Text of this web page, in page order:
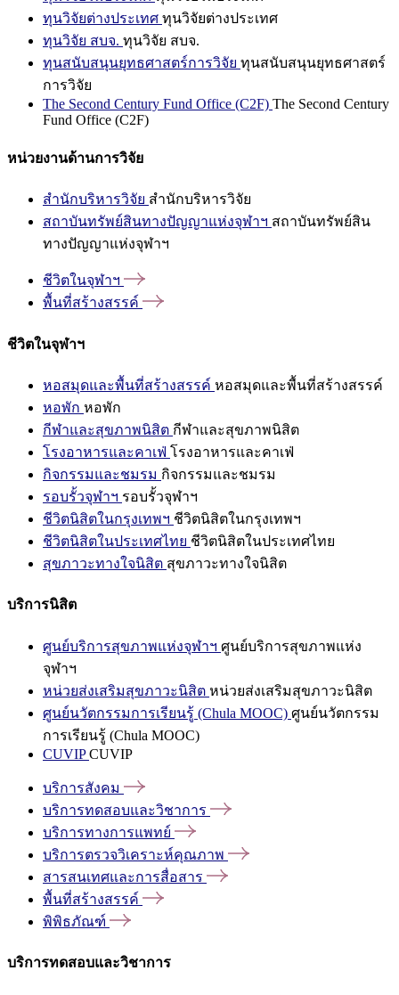
ทุนวิจัยต่างประเทศ ทุนวิจัยต่างประเทศ
ทุนวิจัย สบจ. ทุนวิจัย สบจ.
ทุนสนับสนุนยุทธศาสตร์การวิจัย ทุนสนับสนุนยุทธศาสตร์
การวิจัย
The Second Century Fund Office (C2F) The Second Century
Fund Office (C2F)
หน่วยงานด้านการวิจัย
สำนักบริหารวิจัย สำนักบริหารวิจัย
สถาบันทรัพย์สินทางปัญญาแห่งจุฬาฯ สถาบันทรัพย์สิน
ทางปัญญาแห่งจุฬาฯ
ชีวิตในจุฬาฯ
พื้นที่สร้างสรรค์
ชีวิตในจุฬาฯ
หอสมุดและพื้นที่สร้างสรรค์ หอสมุดและพื้นที่สร้างสรรค์
หอพัก หอพัก
กีฬาและสุขภาพนิสิต กีฬาและสุขภาพนิสิต
โรงอาหารและคาเฟ่ โรงอาหารและคาเฟ่
กิจกรรมและชมรม กิจกรรมและชมรม
รอบรั้วจุฬาฯ รอบรั้วจุฬาฯ
ชีวิตนิสิตในกรุงเทพฯ ชีวิตนิสิตในกรุงเทพฯ
ชีวิตนิสิตในประเทศไทย ชีวิตนิสิตในประเทศไทย
สุขภาวะทางใจนิสิต สุขภาวะทางใจนิสิต
บริการนิสิต
ศูนย์บริการสุขภาพแห่งจุฬาฯ ศูนย์บริการสุขภาพแห่ง
จุฬาฯ
หน่วยส่งเสริมสุขภาวะนิสิต หน่วยส่งเสริมสุขภาวะนิสิต
ศูนย์นวัตกรรมการเรียนรู้ (Chula MOOC) ศูนย์นวัตกรรม
การเรียนรู้ (Chula MOOC)
CUVIPCUVIP
บริการสังคม
บริการทดสอบและวิชาการ
บริการทางการแพทย์
บริการตรวจวิเคราะห์คุณภาพ
สารสนเทศและการสื่อสาร
พื้นที่สร้างสรรค์
พิพิธภัณฑ์
บริการทดสอบและวิชาการ